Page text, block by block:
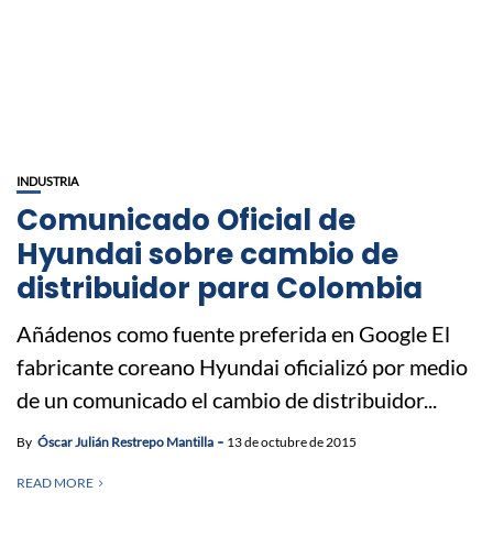
INDUSTRIA
Comunicado Oficial de
Hyundai sobre cambio de
distribuidor para Colombia
Añádenos como fuente preferida en Google El
fabricante coreano Hyundai oficializó por medio
de un comunicado el cambio de distribuidor...
By Óscar Julián Restrepo Mantilla 13 de octubre de 2015
READ MORE